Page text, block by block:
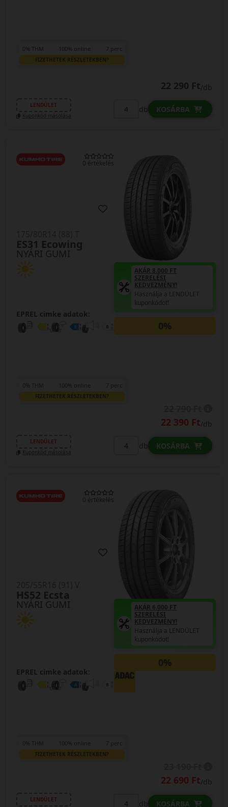
0% THM 100% online 7 perc
FIZETHETEK RÉSZLETEKBEN?
22 290 Ft/db
LENDÜLET
Kuponkód másolása
db KOSÁRBA
0 értékelés
NYÁRI GUMI
ES31 Ecowing
EPREL cimke adatok:
AKÁR 8.000 FT
SZERELÉSI
KEDVEZMÉNY!
Használja a LENDÜLET
kuponkódot!
0%
0% THM 100% online 7 perc
FIZETHETEK RÉSZLETEKBEN?
22 390 Ft/db
LENDÜLET
Kuponkód másolása
db KOSÁRBA
0 értékelés
NYÁRI GUMI
HS52 Ecsta
EPREL cimke adatok:
AKÁR 6.000 FT
SZERELÉSI
KEDVEZMÉNY!
Használja a LENDÜLET
kuponkódot!
0%
0% THM 100% online 7 perc
FIZETHETEK RÉSZLETEKBEN?
22 690 Ft/db
LENDÜLET
db KOSÁRBA